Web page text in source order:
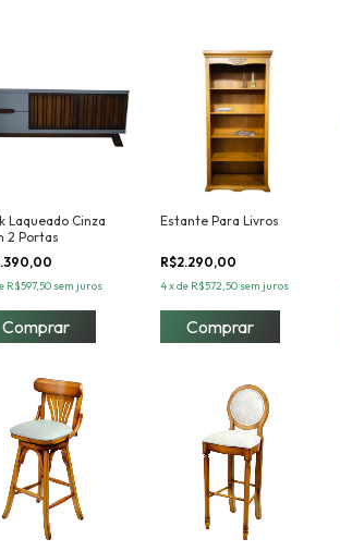
Laqueado Cinza
2 Portas
R$597,50 sem juros
Comprar
Estante Para Livros
R$2.290,00
4xde R$572,50 sem juros
Comprar